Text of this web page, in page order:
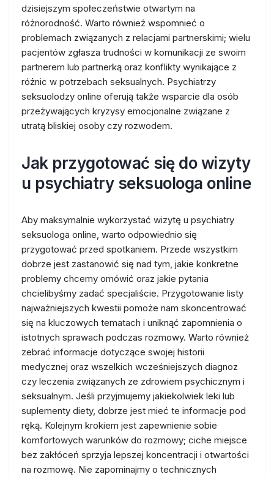
dzisiejszym społeczeństwie otwartym na
różnorodność. Warto również wspomnieć o
problemach związanych z relacjami partnerskimi; wielu
pacjentów zgłasza trudności w komunikacji ze swoim
partnerem lub partnerką oraz konflikty wynikające z
różnic w potrzebach seksualnych. Psychiatrzy
seksuolodzy online oferują także wsparcie dla osób
przeżywających kryzysy emocjonalne związane z
utratą bliskiej osoby czy rozwodem.
Jak przygotować się do wizyty
u psychiatry seksuologa online
Aby maksymalnie wykorzystać wizytę u psychiatry
seksuologa online, warto odpowiednio się
przygotować przed spotkaniem. Przede wszystkim
dobrze jest zastanowić się nad tym, jakie konkretne
problemy chcemy omówić oraz jakie pytania
chcielibyśmy zadać specjaliście. Przygotowanie listy
najważniejszych kwestii pomoże nam skoncentrować
się na kluczowych tematach i uniknąć zapomnienia o
istotnych sprawach podczas rozmowy. Warto również
zebrać informacje dotyczące swojej historii
medycznej oraz wszelkich wcześniejszych diagnoz
czy leczenia związanych ze zdrowiem psychicznym i
seksualnym. Jeśli przyjmujemy jakiekolwiek leki lub
suplementy diety, dobrze jest mieć te informacje pod
ręką. Kolejnym krokiem jest zapewnienie sobie
komfortowych warunków do rozmowy; ciche miejsce
bez zakłóceń sprzyja lepszej koncentracji i otwartości
na rozmowę. Nie zapominajmy o technicznych